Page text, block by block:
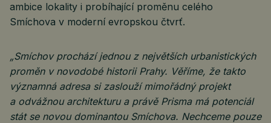
ambice lokality i probíhající proměnu celého
Smíchova v moderní evropskou čtvrť.
„Smíchov prochází jednou z největších urbanistických
proměn v novodobé historii Prahy. Věříme, že takto
významná adresa si zaslouží mimořádný projekt
a odvážnou architekturu a právě Prisma má potenciál
stát se novou dominantou Smíchova. Nechceme pouze